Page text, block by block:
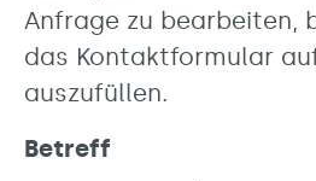
Anfrage zu bearbeiten,
das Kontaktformular
auszufüllen.
Betreff